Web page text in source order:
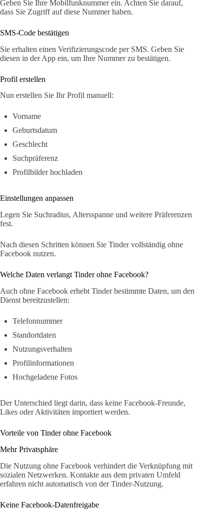
Geben Sie Ihre Mobilfunknummer ein. Achten Sie darauf,
dass Sie Zugriff auf diese Nummer haben.
SMS-Code bestätigen
Sie erhalten einen Verifizierungscode per SMS. Geben Sie
diesen in der App ein, um Ihre Nummer zu bestätigen.
Profil erstellen
Nun erstellen Sie Ihr Profil manuell:
Vorname
Geburtsdatum
Geschlecht
Suchpräferenz
Profilbilder hochladen
Einstellungen anpassen
Legen Sie Suchradius, Altersspanne und weitere Präferenzen
fest.
Nach diesen Schritten können Sie Tinder vollständig ohne
Facebook nutzen.
Welche Daten verlangt Tinder ohne Facebook?
Auch ohne Facebook erhebt Tinder bestimmte Daten, um den
Dienst bereitzustellen:
Telefonnummer
Standortdaten
Nutzungsverhalten
Profilinformationen
Hochgeladene Fotos
Der Unterschied liegt darin, dass keine Facebook-Freunde,
Likes oder Aktivitäten importiert werden.
Vorteile von Tinder ohne Facebook
Mehr Privatsphäre
Die Nutzung ohne Facebook verhindert die Verknüpfung mit
sozialen Netzwerken. Kontakte aus dem privaten Umfeld
erfahren nicht automatisch von der Tinder-Nutzung.
Keine Facebook-Datenfreigabe